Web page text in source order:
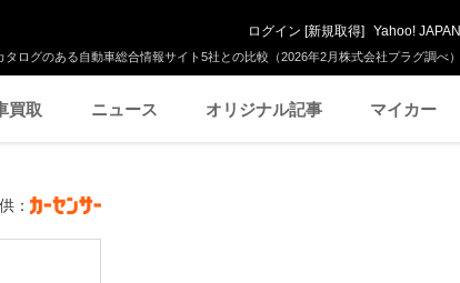
ログのある自動車総合情報サイト5社との比較（2026年2月株式会社プラグ調べ）
ログイン [新規取得] Yahoo! JAPAN
買取 ニュース オリジナル記事 マイカー
：